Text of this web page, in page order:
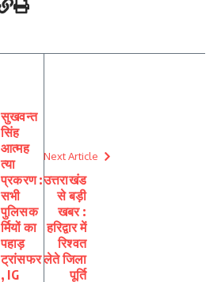
सुखवन्त
सिंह
आत्मह
त्या
प्रकरण :
सभी
पुलिसक
र्मियों का
पहाड़
ट्रांसफर
, IG
Next Article
उत्तराखंड
से बड़ी
खबर :
हरिद्वार में
रिश्वत
लेते जिला
पूर्ति